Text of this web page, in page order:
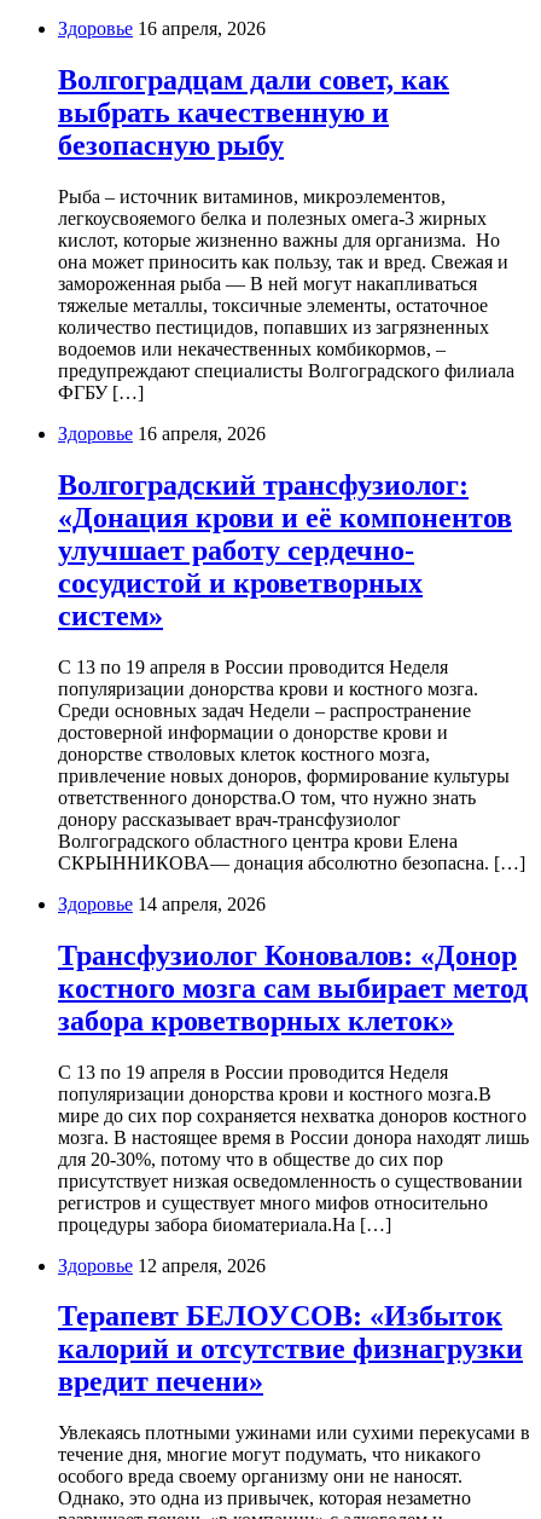
Здоровье 16 апреля, 2026
Волгоградцам дали совет, как
выбрать качественную и
безопасную рыбу
Рыба – источник витаминов, микроэлементов,
легкоусвояемого белка и полезных омега-3 жирных
кислот, которые жизненно важны для организма. Но
она может приносить как пользу, так и вред. Свежая и
замороженная рыба — В ней могут накапливаться
тяжелые металлы, токсичные элементы, остаточное
количество пестицидов, попавших из загрязненных
водоемов или некачественных комбикормов, –
предупреждают специалисты Волгоградского филиала
ФГБУ […]
Здоровье 16 апреля, 2026
Волгоградский трансфузиолог:
«Донация крови и её компонентов
улучшает работу сердечно-
сосудистой и кроветворных
систем»
С 13 по 19 апреля в России проводится Неделя
популяризации донорства крови и костного мозга.
Среди основных задач Недели – распространение
достоверной информации о донорстве крови и
донорстве стволовых клеток костного мозга,
привлечение новых доноров, формирование культуры
ответственного донорства.О том, что нужно знать
донору рассказывает врач-трансфузиолог
Волгоградского областного центра крови Елена
СКРЫННИКОВА— донация абсолютно безопасна. […]
Здоровье 14 апреля, 2026
Трансфузиолог Коновалов: «Донор
костного мозга сам выбирает метод
забора кроветворных клеток»
С 13 по 19 апреля в России проводится Неделя
популяризации донорства крови и костного мозга.В
мире до сих пор сохраняется нехватка доноров костного
мозга. В настоящее время в России донора находят лишь
для 20-30%, потому что в обществе до сих пор
присутствует низкая осведомленность о существовании
регистров и существует много мифов относительно
процедуры забора биоматериала.На […]
Здоровье 12 апреля, 2026
Терапевт БЕЛОУСОВ: «Избыток
калорий и отсутствие физнагрузки
вредит печени»
Увлекаясь плотными ужинами или сухими перекусами в
течение дня, многие могут подумать, что никакого
особого вреда своему организму они не наносят.
Однако, это одна из привычек, которая незаметно